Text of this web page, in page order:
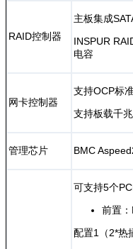
RAID控制器
主板集成
INSPUR
电容
网卡控制器
支持OCP标
支持板载千
管理芯片 BMC
可支持5个
前置
配置1（2*热